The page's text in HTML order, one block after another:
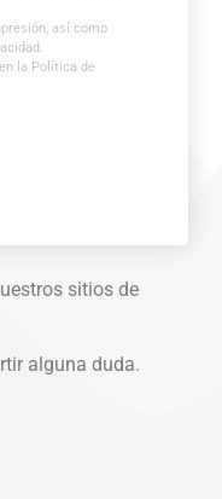
así como
la Política de
sitios de
alguna duda.